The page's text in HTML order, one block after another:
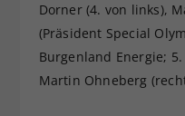
Dorner (4. von links),
(Präsident Special
Burgenland Energie;
Martin Ohneberg